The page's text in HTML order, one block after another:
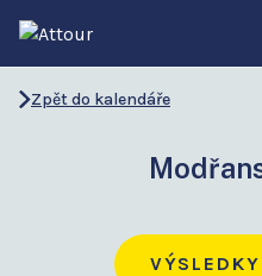
Zpět do kalendáře
VÝSLEDKY